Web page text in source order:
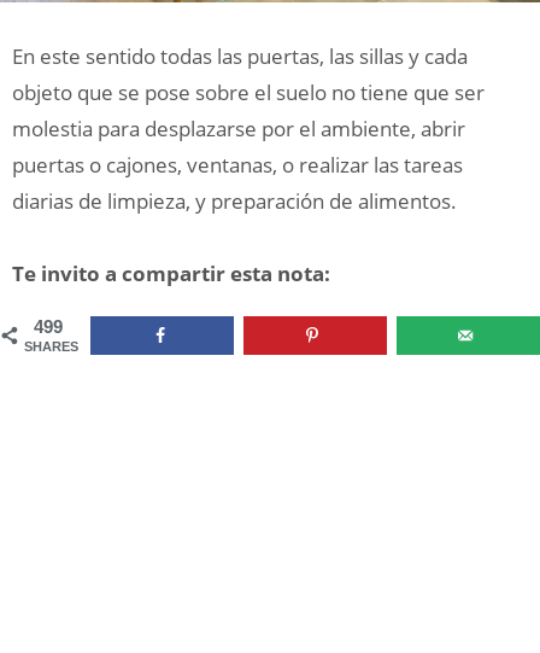
En este sentido todas las puertas, las sillas y cada
objeto que se pose sobre el suelo no tiene que ser
molestia para desplazarse por el ambiente, abrir
puertas o cajones, ventanas, o realizar las tareas
diarias de limpieza, y preparación de alimentos.
Te invito a compartir esta nota:
499
SHARES